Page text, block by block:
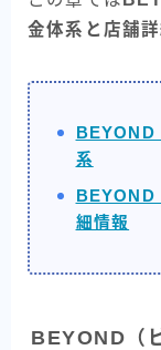
金体系と店舗
BEYOND
系
BEYOND
細情報
BEYOND（